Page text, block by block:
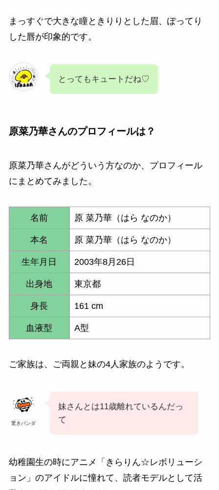
まっすぐで大きな瞳ときりりとした眉、ぽってり
した唇が印象的です。
とってもキュートだね♡
原菜乃華さんのプロフィールは？
原菜乃華さんがどういう方なのか、プロフィール
にまとめてみました。
名前 原 菜乃華（はら なのか）
本名 原 菜乃華（はら なのか）
生年月日 2003年8月26日
出身地 東京都
身長 161 cm
血液型 A型
ご家族は、ご両親と妹の4人家族のようです。
驚きパンダ
妹さんとは11歳離れているんだっ
て
幼稚園生の時にアニメ「きらりん☆レボリューシ
ョン」のアイドルに憧れて、読者モデルとして活